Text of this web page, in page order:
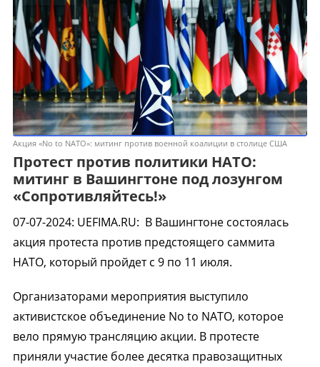
Акция «No to NATO»: митинг против военной коалиции в столице США
Протест против политики НАТО:
митинг в Вашингтоне под лозунгом
«Сопротивляйтесь!»
07-07-2024: UEFIMA.RU: В Вашингтоне состоялась
акция протеста против предстоящего саммита
НАТО, который пройдет с 9 по 11 июля.
Организаторами мероприятия выступило
активистское объединение No to NATO, которое
вело прямую трансляцию акции. В протесте
приняли участие более десятка правозащитных